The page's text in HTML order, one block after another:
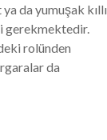
da yumuşak kıllı
gerekmektedir.
rolünden
da